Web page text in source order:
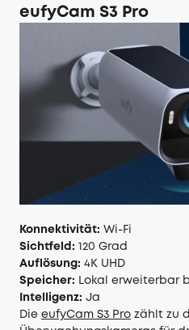
eufyCam S3 Pro
Konnektivität: Wi-Fi
Sichtfeld: 120 Grad
Auflösung: 4K UHD
Speicher: Lokal erweiterbar
Intelligenz: Ja
Die eufyCam S3 Pro zählt zu